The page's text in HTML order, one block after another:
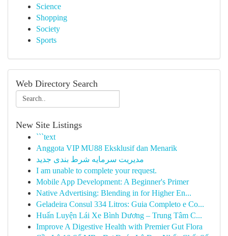
Science
Shopping
Society
Sports
Web Directory Search
New Site Listings
```text
Anggota VIP MU88 Eksklusif dan Menarik
مدیریت سرمایه شرط بندی جدید
I am unable to complete your request.
Mobile App Development: A Beginner's Primer
Native Advertising: Blending in for Higher En...
Geladeira Consul 334 Litros: Guia Completo e Co...
Huấn Luyện Lái Xe Bình Dương – Trung Tâm C...
Improve A Digestive Health with Premier Gut Flora